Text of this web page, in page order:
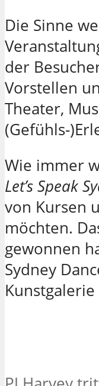
Die Sinne
der
Vorstellen
Theater,
(Gefühls-
Wie immer
Let’s Speak
von Kursen
möchten.
gewonnen
Sydney